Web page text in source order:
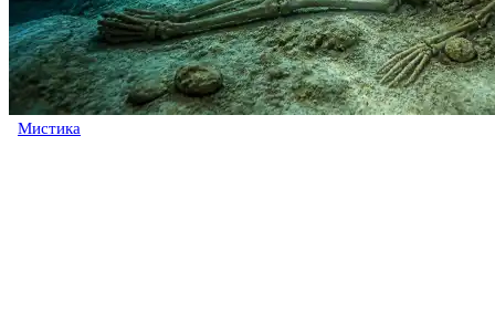
Мистика